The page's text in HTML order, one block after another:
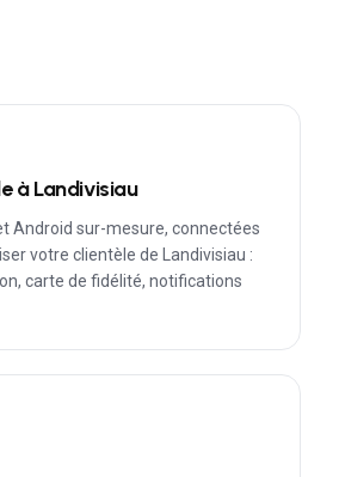
à Landivisiau
Android sur-mesure, connectées
votre clientèle de Landivisiau :
carte de fidélité, notifications